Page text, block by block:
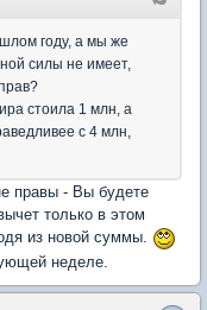
году, а мы же
силы не имеет,
стоила 1 млн, а
с 4 млн,
правы - Вы будете
только в этом
из новой суммы.
неделе.